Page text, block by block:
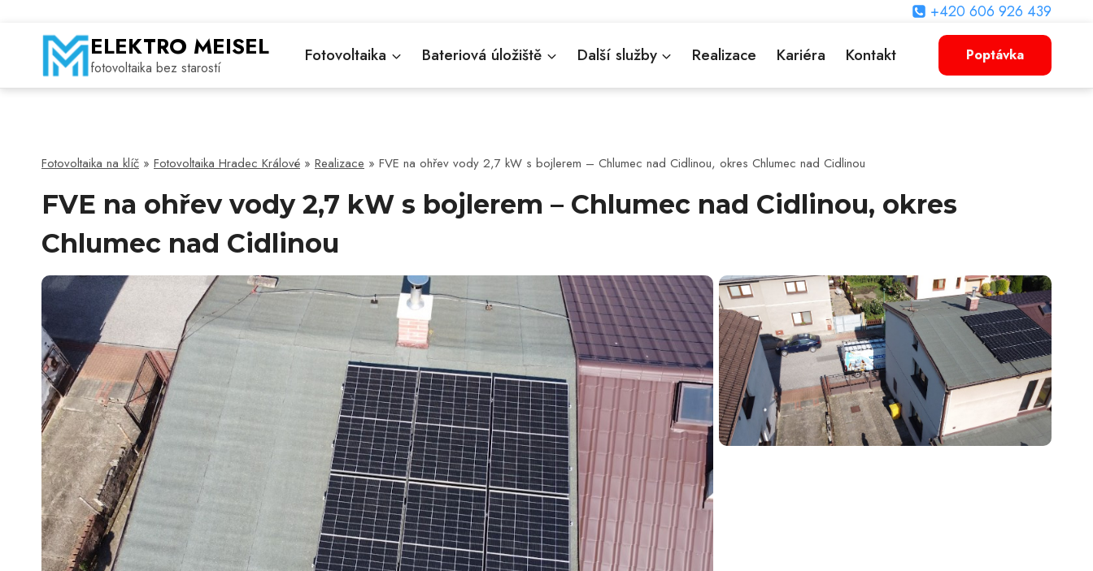
+420 606 926 439
ELEKTRO MEISEL
fotovoltaika bez starostí
Fotovoltaika Bateriová úložiště Další služby Realizace Kariéra Kontakt Poptávka
Fotovoltaika na klíč » Fotovoltaika Hradec Králové » Realizace » FVE na ohřev vody 2,7 kW s bojlerem – Chlumec nad Cidlinou, okres Chlumec nad Cidlinou
FVE na ohřev vody 2,7 kW s bojlerem – Chlumec nad Cidlinou, okres
Chlumec nad Cidlinou